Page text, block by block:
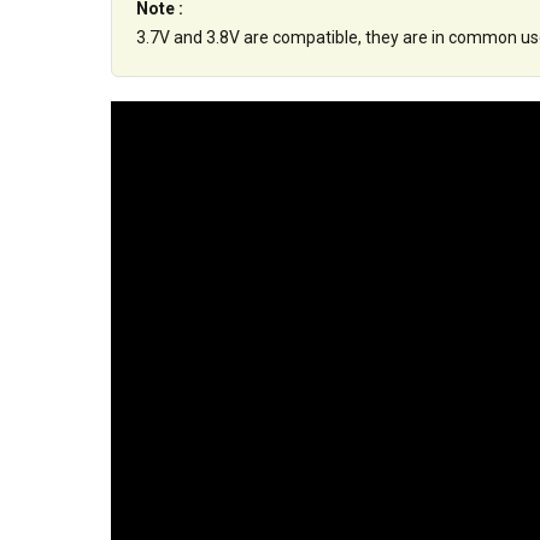
Note :
3.7V and 3.8V are compatible, they are in common